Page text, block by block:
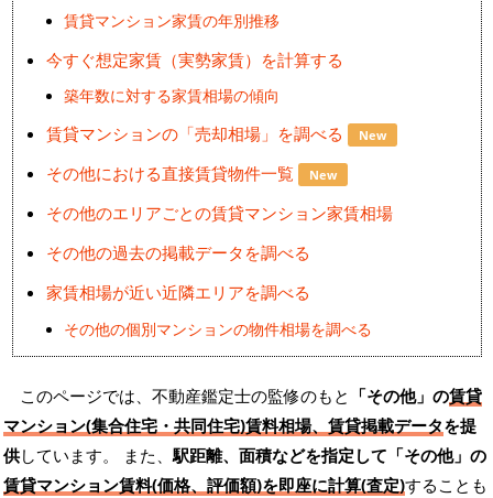
賃貸マンション家賃の年別推移
今すぐ想定家賃（実勢家賃）を計算する
築年数に対する家賃相場の傾向
賃貸マンションの「売却相場」を調べる New
その他における直接賃貸物件一覧 New
その他のエリアごとの賃貸マンション家賃相場
その他の過去の掲載データを調べる
家賃相場が近い近隣エリアを調べる
その他の個別マンションの物件相場を調べる
このページでは、不動産鑑定士の監修のもと 「その他」の賃貸
マンション(集合住宅・共同住宅)賃料相場、賃貸掲載データを提
供しています。 また、駅距離、面積などを指定して「その他」の
賃貸マンション賃料(価格、評価額)を即座に計算(査定)することも